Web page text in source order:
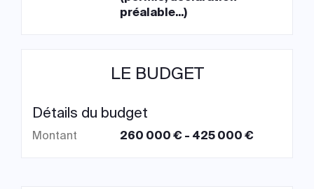
préalable...)
LE BUDGET
Détails du budget
Montant 260 000 € - 425 000 €